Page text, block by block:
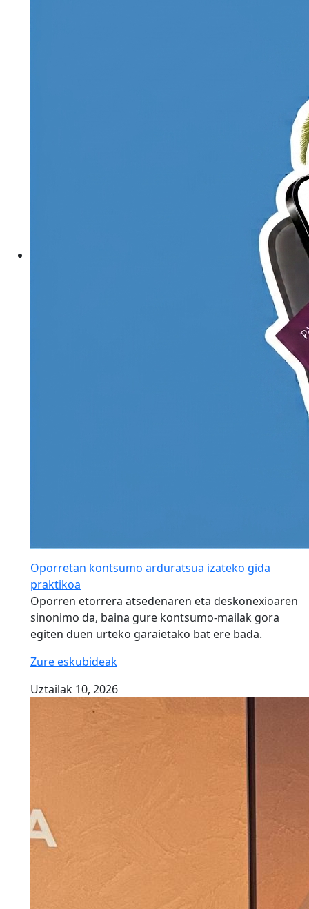
Oporretan kontsumo arduratsua izateko gida
praktikoa
Oporren etorrera atsedenaren eta deskonexioaren
sinonimo da, baina gure kontsumo-mailak gora
egiten duen urteko garaietako bat ere bada.
Zure eskubideak
Uztailak 10, 2026